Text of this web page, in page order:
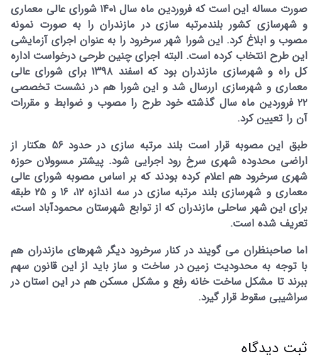
صورت مساله این است که فروردین ماه سال ۱۴۰۱ شورای عالی معماری
و شهرسازی کشور بلندمرتبه سازی در مازندران را به صورت نمونه
مصوب و ابلاغ کرد. این شورا شهر سرخرود را به عنوان اجرای آزمایشی
این طرح انتخاب کرده است. البته اجرای چنین طرحی درخواست اداره
کل راه و شهرسازی مازندران بود که اسفند ۱۳۹۸ برای شورای عالی
معماری و شهرسازی اررسال شد و این شورا هم در نشست تخصصی
۲۲ فروردین ماه سال گذشته خود طرح را مصوب و ضوابط و مقررات
آن را تعیین کرد.
طبق این مصوبه قرار است بلند مرتبه سازی در حدود ۵۶ هکتار از
اراضی محدوده شهری سرخ رود اجرایی شود. پیشتر مسوولان حوزه
شهری سرخرود هم اعلام کرده بودند که بر اساس مصوبه شورای عالی
معماری و شهرسازی بلند مرتبه سازی در سه اندازه ۱۲، ۱۶ و ۲۵ طبقه
برای این شهر ساحلی مازندران که از توابع شهرستان محمودآباد است،
تعریف شده است.
اما صاحبنظران می گویند در کنار سرخرود دیگر شهرهای مازندران هم
با توجه به محدودیت زمین در ساخت و ساز باید از این قانون سهم
ببرند تا مشکل ساخت خانه رفع و مشکل مسکن هم در این استان در
سراشیبی سقوط قرار گیرد.
ثبت دیدگاه